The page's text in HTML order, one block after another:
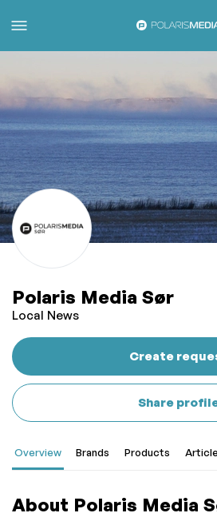
Polaris Media Sør
Local News
Create
Share
Overview Brands Products
About Polaris Media